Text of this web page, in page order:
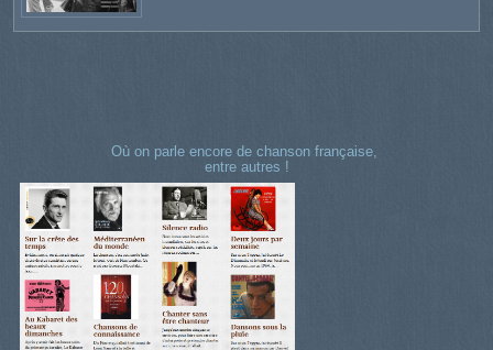
Où on parle encore de chanson française,
entre autres !